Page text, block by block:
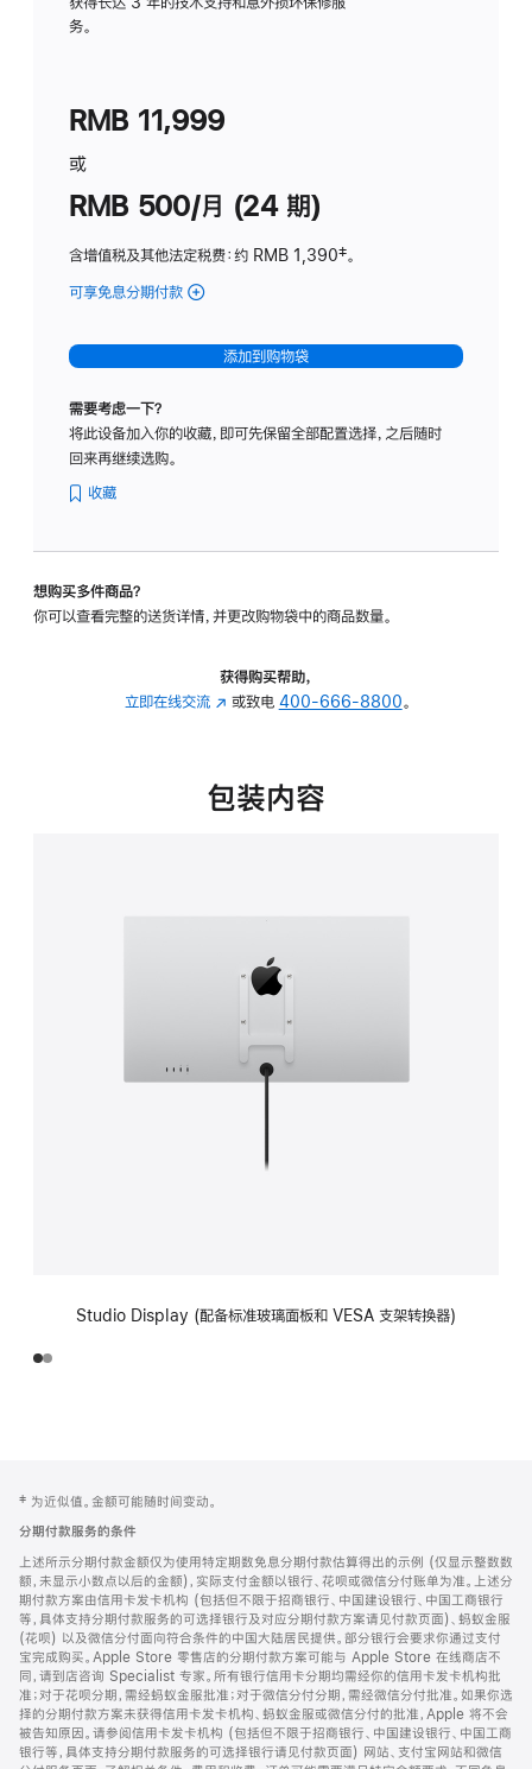
务。
RMB 11,999
或
RMB 500/月 (24 期)
含增值税及其他法定税费：约 RMB 1,390脚
‡。
可享免息分期付款 (Studio
-
标
璃
转
的
添加到购物袋
需要考虑一下？
将此设备加入你的收藏，即可先保留全部配置选择，之后随时
回来再继续选购。
收藏
想购买多件商品？
你可以查看完整的送货详情，并更改购物袋中的商品数量。
获得购买帮助，
立即在线交流 (在
中
或致电 400-666-8800。
包装内容
Studio Display (配备标准玻璃面板和 VESA 支架转换器)
页
页
脚
注
‡ 为近似值。金额可能随时间变动。
分期付款服务的条件
上述所示分期付款金额仅为使用特定期数免息分期付款估算得出的示例 (仅显示整数数
额，未显示小数点以后的金额)，实际支付金额以银行、花呗或微信分付账单为准。上述分
期付款方案由信用卡发卡机构 (包括但不限于招商银行、中国建设银行、中国工商银行
等，具体支持分期付款服务的可选择银行及对应分期付款方案请见付款页面)、蚂蚁金服
(花呗) 以及微信分付面向符合条件的中国大陆居民提供。部分银行会要求你通过支付
宝完成购买。Apple Store 零售店的分期付款方案可能与 Apple Store 在线商店不
同，请到店咨询 Specialist 专家。所有银行信用卡分期均需经你的信用卡发卡机构批
准；对于花呗分期，需经蚂蚁金服批准；对于微信分付分期，需经微信分付批准。如果你选
择的分期付款方案未获得信用卡发卡机构、蚂蚁金服或微信分付的批准，Apple 将不会
被告知原因。请参阅信用卡发卡机构 (包括但不限于招商银行、中国建设银行、中国工商
银行等，具体支持分期付款服务的可选择银行请见付款页面) 网站、支付宝网站和微信